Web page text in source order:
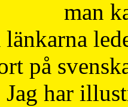
man
på
Jag har